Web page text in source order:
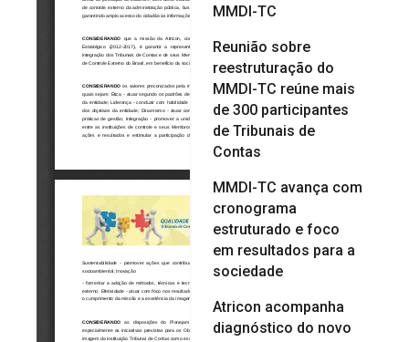
MMDI-TC
Reunião sobre
reestruturação do
MMDI-TC reúne mais
de 300 participantes
de Tribunais de
Contas
MMDI-TC avança com
cronograma
estruturado e foco
em resultados para a
sociedade
Atricon acompanha
diagnóstico do novo